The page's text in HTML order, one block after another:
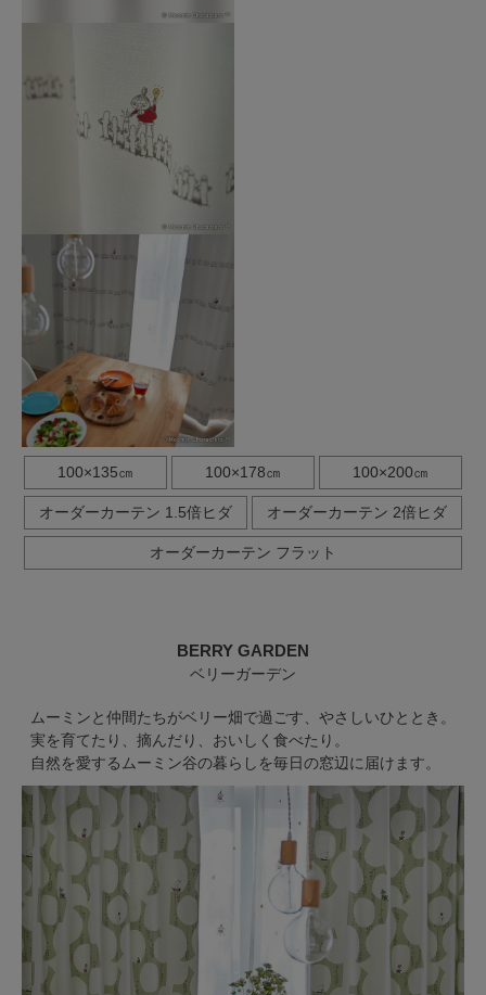
100×135㎝ 100×178㎝ 100×200㎝
オーダーカーテン 1.5倍ヒダ オーダーカーテン 2倍ヒダ
オーダーカーテン フラット
BERRY GARDEN
ベリーガーデン
ムーミンと仲間たちがベリー畑で過ごす、やさしいひととき。
実を育てたり、摘んだり、おいしく食べたり。
自然を愛するムーミン谷の暮らしを毎日の窓辺に届けます。